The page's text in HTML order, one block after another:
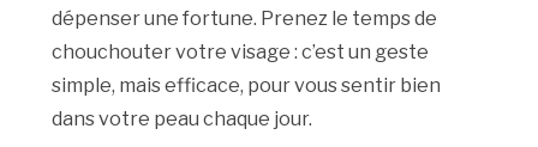
dépenser une fortune. Prenez le temps de
chouchouter votre visage : c’est un geste
simple, mais efficace, pour vous sentir bien
dans votre peau chaque jour.